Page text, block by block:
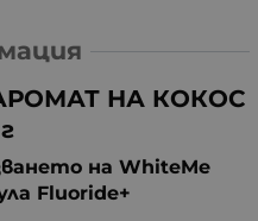
НА КОКОС
на WhiteMe
Fluoride+